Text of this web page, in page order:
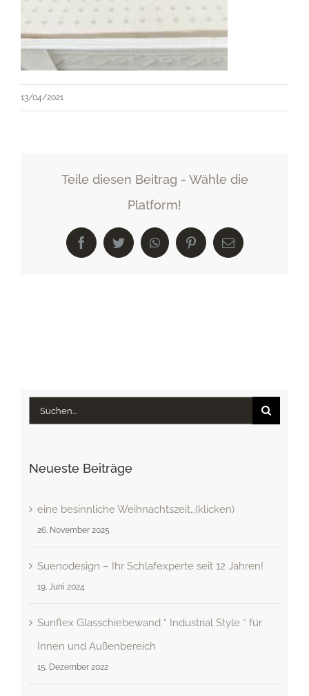
13/04/2021
Teile diesen Beitrag - Wähle die
Platform!
FacebookTwitterWhatsAppPinterest
E-
Mail
Suche
Neueste Beiträge
eine besinnliche Weihnachtszeit…(klicken)
26. November 2025
Suenodesign – Ihr Schlafexperte seit 12 Jahren!
19. Juni 2024
Sunflex Glasschiebewand “ Industrial Style “ für
Innen und Außenbereich
15. Dezember 2022